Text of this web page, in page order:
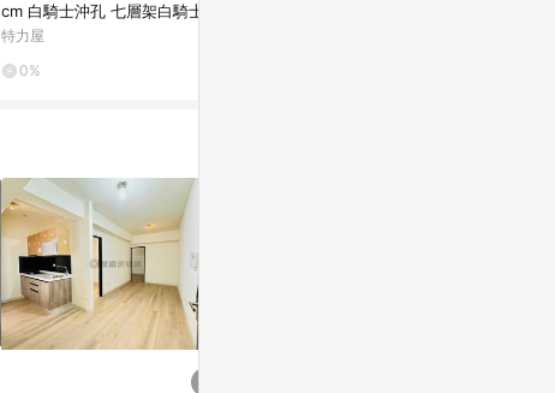
cm 白騎士沖孔 七層架白騎士
特力屋
0%